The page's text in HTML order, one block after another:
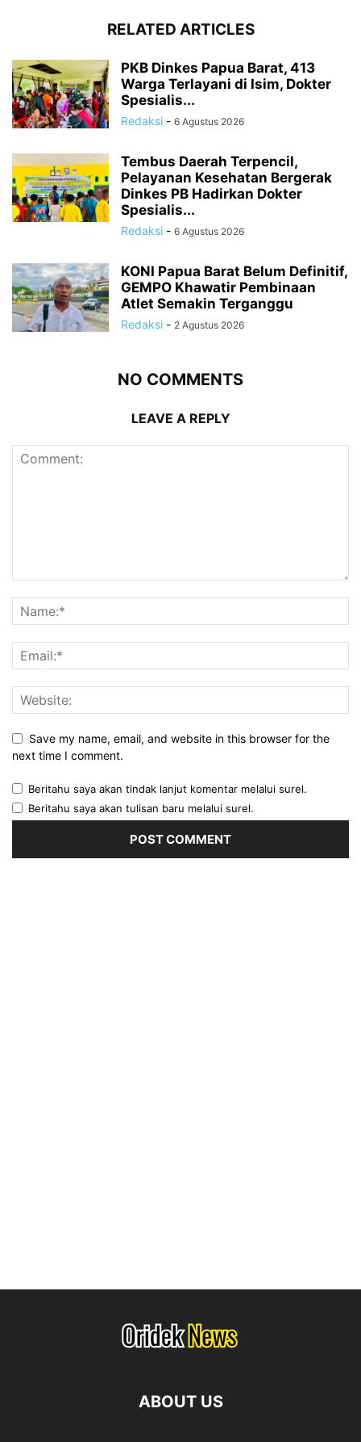
RELATED ARTICLES
PKB Dinkes Papua Barat, 413
Warga Terlayani di Isim, Dokter
Spesialis...
Redaksi - 6 Agustus 2026
Tembus Daerah Terpencil,
Pelayanan Kesehatan Bergerak
Dinkes PB Hadirkan Dokter
Spesialis...
Redaksi - 6 Agustus 2026
KONI Papua Barat Belum Definitif,
GEMPO Khawatir Pembinaan
Atlet Semakin Terganggu
Redaksi - 2 Agustus 2026
NO COMMENTS
LEAVE A REPLY
Save my name, email, and website in this browser for the
next time I comment.
Beritahu saya akan tindak lanjut komentar melalui surel.
Beritahu saya akan tulisan baru melalui surel.
ABOUT US